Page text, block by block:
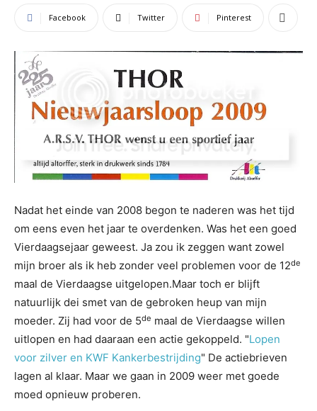
Facebook Twitter Pinterest
Nadat het einde van 2008 begon te naderen was het tijd
om eens even het jaar te overdenken. Was het een goed
Vierdaagsejaar geweest. Ja zou ik zeggen want zowel
mijn broer als ik heb zonder veel problemen voor de 12de
maal de Vierdaagse uitgelopen.Maar toch er blijft
natuurlijk dei smet van de gebroken heup van mijn
moeder. Zij had voor de 5de maal de Vierdaagse willen
uitlopen en had daaraan een actie gekoppeld. "Lopen
voor zilver en KWF Kankerbestrijding" De actiebrieven
lagen al klaar. Maar we gaan in 2009 weer met goede
moed opnieuw proberen.